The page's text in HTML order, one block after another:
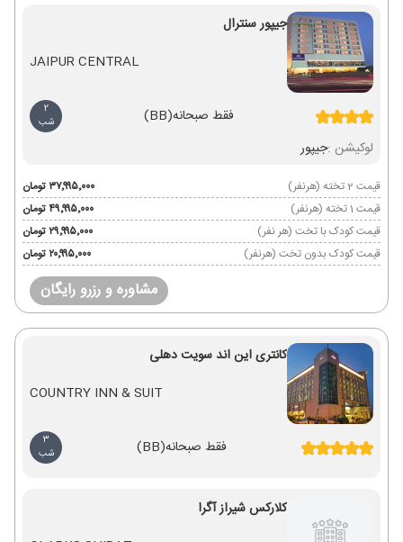
جیپور سنترال
JAIPUR CENTRAL
فقط صبحانه(BB)
2
شب
لوکیشن :جیپور
قیمت 2 تخته (هرنفر)
۳۷٬۹۹۵٬۰۰۰ تومان
قیمت 1 تخته (هرنفر)
۴۹٬۹۹۵٬۰۰۰ تومان
قیمت کودک با تخت (هر نفر)
۲۹٬۹۹۵٬۰۰۰ تومان
قیمت کودک بدون تخت (هرنفر)
۲۰٬۹۹۵٬۰۰۰ تومان
مشاوره و رزرو رایگان
کانتری این اند سویت دهلی
COUNTRY INN & SUIT
فقط صبحانه(BB)
3
شب
کلارکس شیراز آگرا